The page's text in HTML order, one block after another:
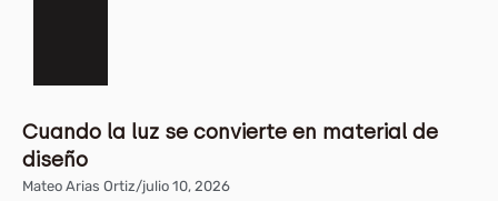
Cuando la luz se convierte en material de
diseño
Mateo Arias Ortiz/julio 10, 2026